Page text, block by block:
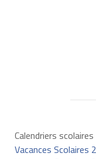
Calendriers
Vacances Scolaires